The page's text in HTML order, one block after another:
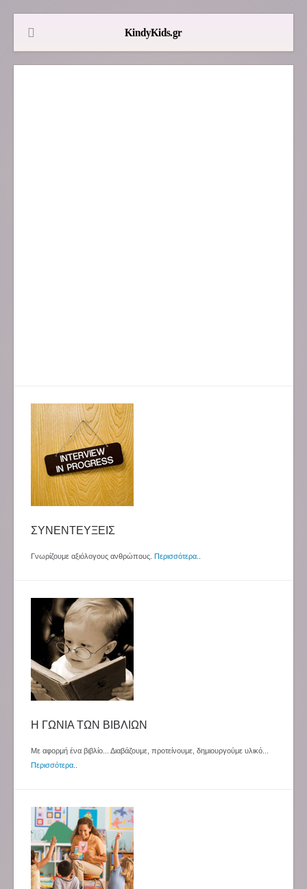
ΣΥΝΕΝΤΕΥΞΕΙΣ
Γνωρίζουμε αξιόλογους ανθρώπους. Περισσότερα
Η ΓΩΝΙΑ ΤΩΝ ΒΙΒΛΙΩΝ
Με αφορμή ένα βιβλίο... Διαβάζουμε, προτείνουμε, δημιουργούμε υλικό...
Περισσότερα